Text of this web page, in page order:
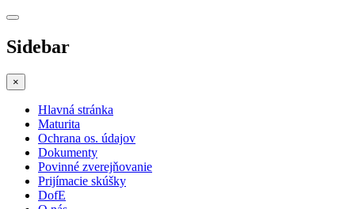
Sidebar
×
Hlavná stránka
Maturita
Ochrana os. údajov
Dokumenty
Povinné zverejňovanie
Prijímacie skúšky
DofE